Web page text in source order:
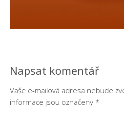
Napsat komentář
Vaše e-mailová adresa nebude
informace jsou označeny *